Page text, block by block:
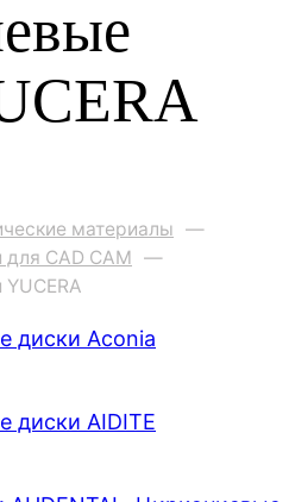
материалы —
CAD CAM —
диски Aconia
диски AIDITE